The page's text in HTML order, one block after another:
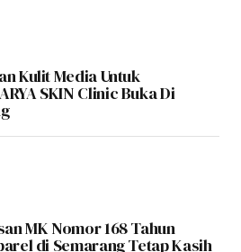
Kulit Media Untuk
SKIN Clinic Buka Di
MK Nomor 168 Tahun
di Semarang Tetap Kasih